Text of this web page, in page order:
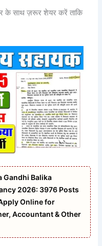
के साथ ज़रूर शेयर करें ताकि
Gandhi Balika
2026: 3976 Posts
Online for
Accountant & Other